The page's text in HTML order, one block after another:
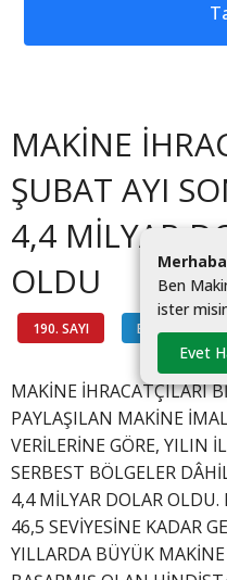
MAKİNE
ŞUBAT AYI
4,4 MİLYAR
OLDU
190. SAYI BAŞKANDAN
Merhaba
Ben Maki
ister misi
Evet
MAKİNE İHRACATÇILARI
PAYLAŞILAN MAKİNE
VERİLERİNE GÖRE, YILIN
SERBEST BÖLGELER
4,4 MİLYAR DOLAR OLDU.
46,5 SEVİYESİNE KADAR
YILLARDA BÜYÜK